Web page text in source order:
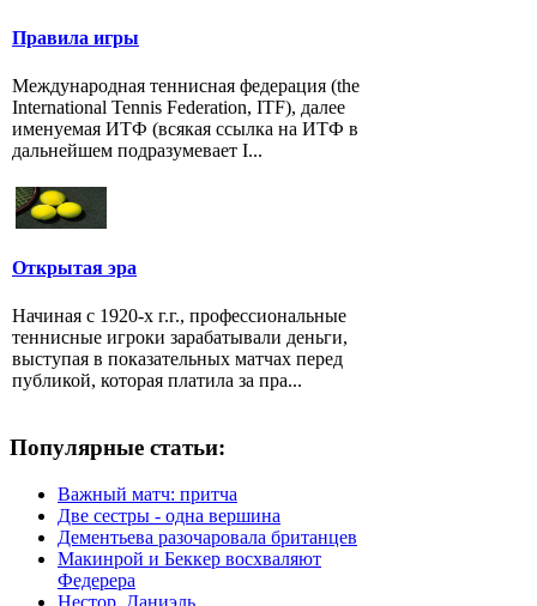
Правила игры
Международная теннисная федерация (the
International Tennis Federation, ITF), далее
именуемая ИТФ (всякая ссылка на ИТФ в
дальнейшем подразумевает I...
Открытая эра
Начиная с 1920-х г.г., профессиональные
теннисные игроки зарабатывали деньги,
выступая в показательных матчах перед
публикой, которая платила за пра...
Популярные статьи:
Важный матч: притча
Две сестры - одна вершина
Дементьева разочаровала британцев
Макинрой и Беккер восхваляют
Федерера
Нестор, Даниэль